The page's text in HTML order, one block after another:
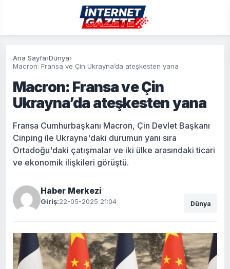
Ana Sayfa›Dünya›
Macron: Fransa ve Çin Ukrayna’da ateşkesten yana
Macron: Fransa ve Çin
Ukrayna’da ateşkesten yana
Fransa Cumhurbaşkanı Macron, Çin Devlet Başkanı
Cinping ile Ukrayna'daki durumun yanı sıra
Ortadoğu'daki çatışmalar ve iki ülke arasındaki ticari
ve ekonomik ilişkileri görüştü.
Haber Merkezi
Giriş:22-05-2025 21:04 Dünya